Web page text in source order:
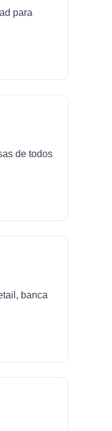
para
de todos
banca